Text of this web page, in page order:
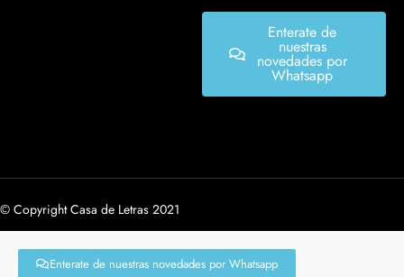
Enterate de
nuestras
novedades por
Whatsapp
© Copyright Casa de Letras 2021
Enterate de nuestras novedades por Whatsapp